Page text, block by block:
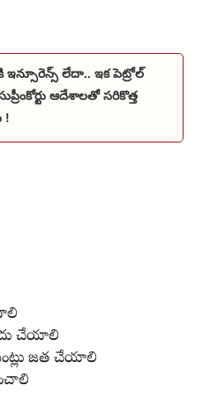
ఇన్సూరెన్స్ లేదా.. ఇక పెట్రోల్
ఆదేశాలతో సరికొత్త
!
చేయాలి
జత చేయాలి